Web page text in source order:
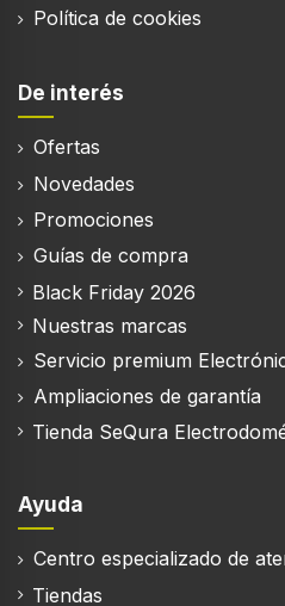
Acero inoxidable
61 L
Frío
Ventana de visión
Desempeño
1400 RPM
Clase de secado por giro
Política de cookies
De interés
Ofertas
Novedades
Promociones
Guías de compra
Black Friday 2026
Nuestras marcas
Servicio premium
Ampliaciones de garantía
Tienda SeQura
Ayuda
Centro especializado de
Tiendas